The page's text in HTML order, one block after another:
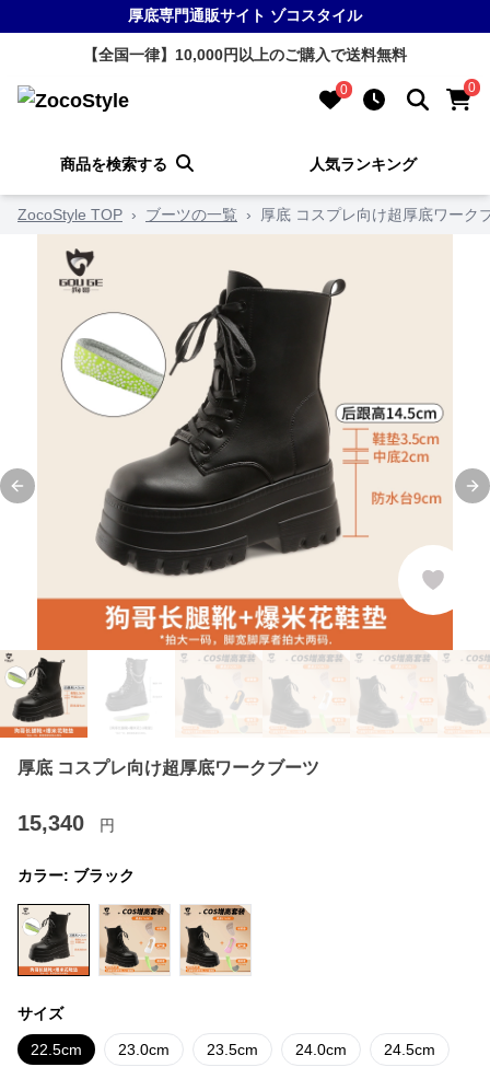
厚底専門通販サイト ゾコスタイル
【全国一律】10,000円以上のご購入で送料無料
0 0
商品を検索する 人気ランキング
ZocoStyle TOP › ブーツの一覧 › 厚底 コスプレ向け超厚底ワーク
Previous slide
厚底 コスプレ向け超厚底ワークブーツ
15,340 円
カラー: ブラック
サイズ
22.5cm 23.0cm 23.5cm 24.0cm 24.5cm